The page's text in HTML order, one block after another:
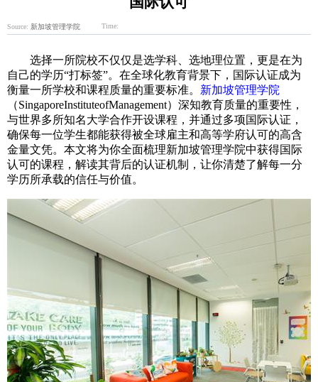
Source: 新加坡管理学院 Time:
选择一所院校不仅仅是选学科、选地理位置，更是在为
自己的学历“打标签”。在全球化教育背景下，国际认证成为
衡量一所学校和课程质量的重要标准。 新加坡管理学院
（SingaporeInstituteofManagement）深知教育质量的重要性，
与世界多所知名大学合作开设课程，并通过多项国际认证，
确保每一位学生都能获得被全球雇主和高等学府认可的高含
金量文凭。本文将为你全面梳理新加坡管理学院中获得国际
认可的课程，解读其背后的认证机制，让你清楚了解每一分
学历所承载的信任与价值。